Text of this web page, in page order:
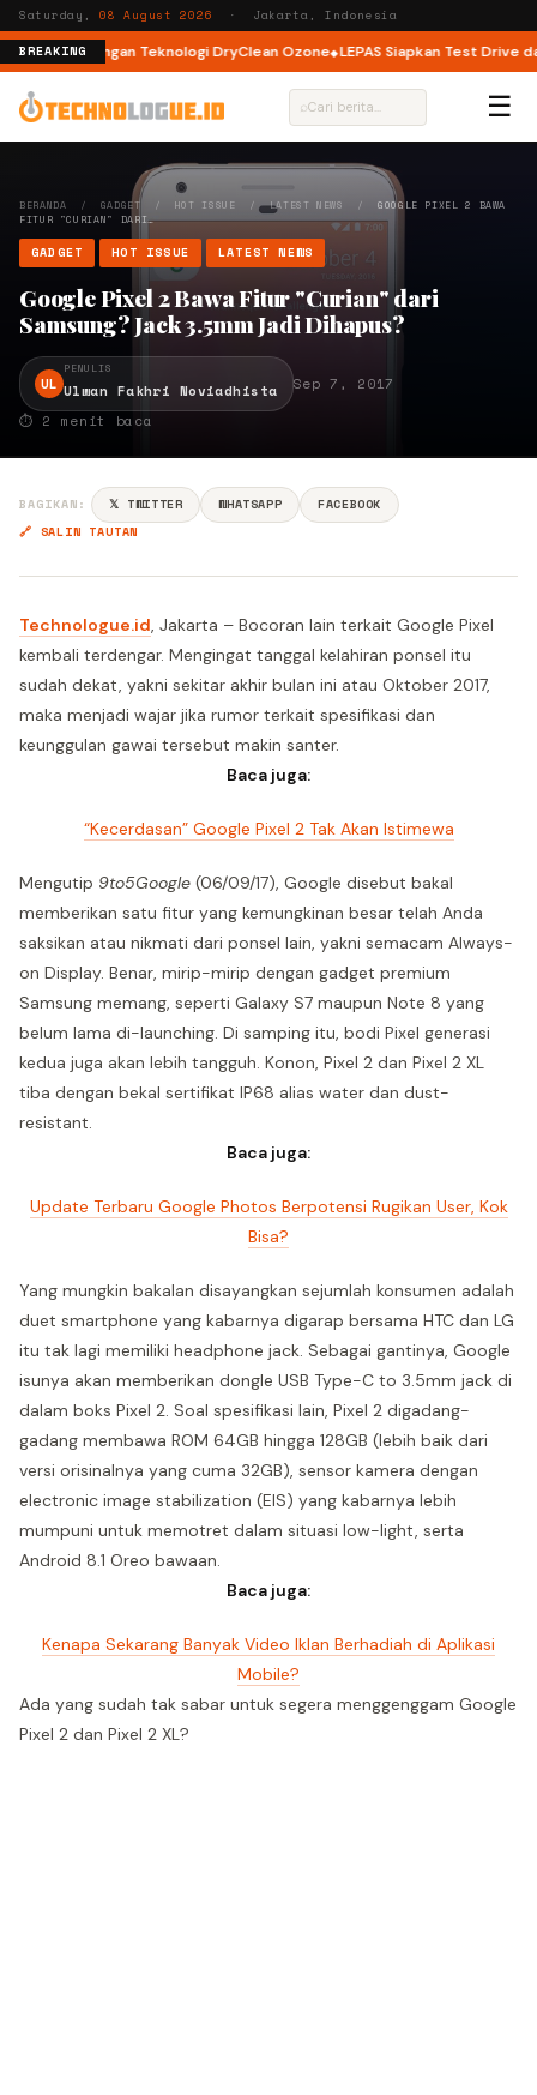
Saturday,08 August 2026 · Jakarta, Indonesia
BREAKING
Load dengan Teknologi DryClean Ozone LEPAS Siapkan Test Drive
⌕ ☰
BERANDA / GADGET / HOT ISSUE /LATEST NEWS / GOOGLE PIXEL 2 BAWA
FITUR "CURIAN" DARI…
GADGET HOT ISSUE LATEST NEWS
Google Pixel 2 Bawa Fitur "Curian" dari
Samsung? Jack 3.5mm Jadi Dihapus?
UL
PENULIS
Ulwan Fakhri Noviadhista
Sep 7, 2017
⏱ 2 menit baca
BAGIKAN: 𝕏 TWITTER WHATSAPP
FACEBOOK
🔗 SALIN TAUTAN
Technologue.id, Jakarta – Bocoran lain terkait Google Pixel
kembali terdengar. Mengingat tanggal kelahiran ponsel itu
sudah dekat, yakni sekitar akhir bulan ini atau Oktober 2017,
maka menjadi wajar jika rumor terkait spesifikasi dan
keunggulan gawai tersebut makin santer.
Baca juga:
“Kecerdasan” Google Pixel 2 Tak Akan Istimewa
Mengutip 9to5Google (06/09/17), Google disebut bakal
memberikan satu fitur yang kemungkinan besar telah Anda
saksikan atau nikmati dari ponsel lain, yakni semacam Always-
on Display. Benar, mirip-mirip dengan gadget premium
Samsung memang, seperti Galaxy S7 maupun Note 8 yang
belum lama di-launching. Di samping itu, bodi Pixel generasi
kedua juga akan lebih tangguh. Konon, Pixel 2 dan Pixel 2 XL
tiba dengan bekal sertifikat IP68 alias water dan dust-
resistant.
Baca juga:
Update Terbaru Google Photos Berpotensi Rugikan User, Kok
Bisa?
Yang mungkin bakalan disayangkan sejumlah konsumen adalah
duet smartphone yang kabarnya digarap bersama HTC dan LG
itu tak lagi memiliki headphone jack. Sebagai gantinya, Google
isunya akan memberikan dongle USB Type-C to 3.5mm jack di
dalam boks Pixel 2. Soal spesifikasi lain, Pixel 2 digadang-
gadang membawa ROM 64GB hingga 128GB (lebih baik dari
versi orisinalnya yang cuma 32GB), sensor kamera dengan
electronic image stabilization (EIS) yang kabarnya lebih
mumpuni untuk memotret dalam situasi low-light, serta
Android 8.1 Oreo bawaan.
Baca juga:
Kenapa Sekarang Banyak Video Iklan Berhadiah di Aplikasi
Mobile?
Ada yang sudah tak sabar untuk segera menggenggam Google
Pixel 2 dan Pixel 2 XL?